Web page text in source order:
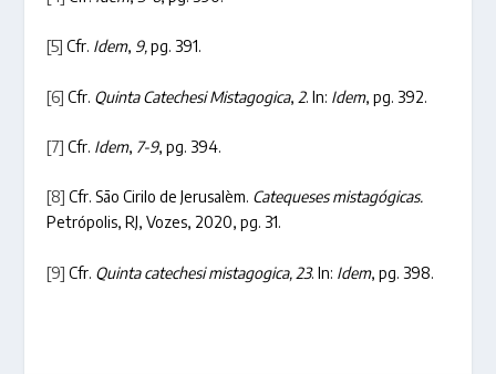
[5] Cfr. Idem, 9,pg. 391.
[6] Cfr. Quinta Catechesi Mistagogica, 2. In: Idem, pg. 392.
[7] Cfr. Idem, 7-9, pg. 394.
[8] Cfr. São Cirilo de Jerusalèm. Catequeses mistagógicas.
Petrópolis, RJ, Vozes, 2020, pg. 31.
[9] Cfr. Quinta catechesi mistagogica, 23. In: Idem, pg. 398.